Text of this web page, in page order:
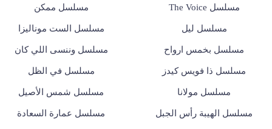
مسلسل The Voice مسلسل ممكن
مسلسل ليل مسلسل الست موناليزا
مسلسل بخمس ارواح مسلسل وننسى اللي كان
مسلسل ذا فويس كيدز مسلسل في الظل
مسلسل مولانا مسلسل شمس الأصيل
مسلسل الهيبة رأس الجبل مسلسل عمارة السعادة